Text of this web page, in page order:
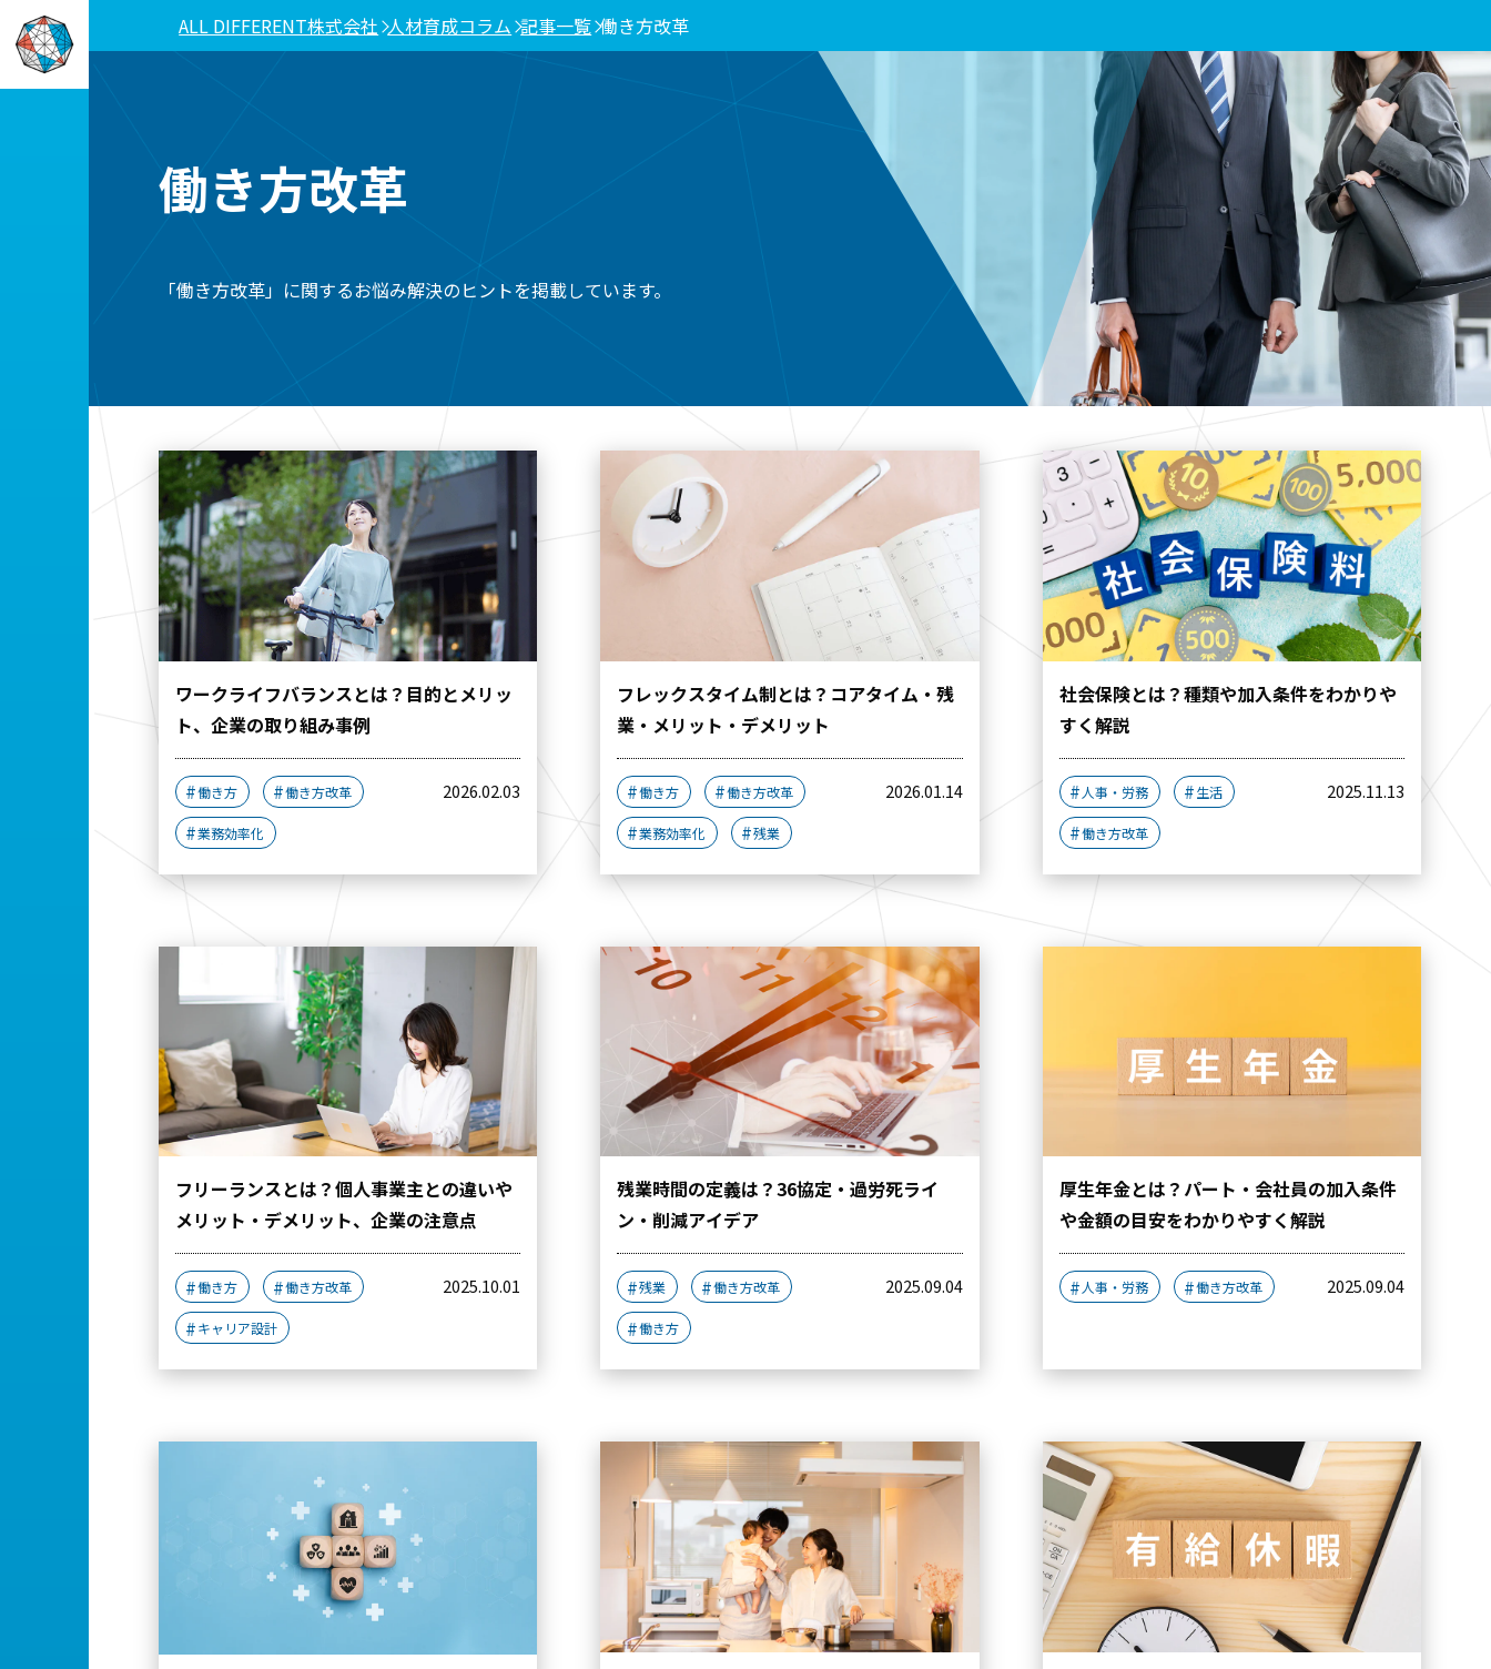
ALL DIFFERENT株式会社 人材育成コラム 記事一覧 働き方改革
働き方改革
「働き方改革」に関するお悩み解決のヒントを掲載しています。
ワークライフバランスとは？目的とメリッ
ト、企業の取り組み事例
働き方 働き方改革
業務効率化
2026.02.03
フレックスタイム制とは？コアタイム・残
業・メリット・デメリット
働き方 働き方改革
業務効率化 残業
2026.01.14
社会保険とは？種類や加入条件をわかりや
すく解説
人事・労務 生活
働き方改革
2025.11.13
フリーランスとは？個人事業主との違いや
メリット・デメリット、企業の注意点
働き方 働き方改革
キャリア設計
2025.10.01
残業時間の定義は？36協定・過労死ライ
ン・削減アイデア
残業 働き方改革
働き方
2025.09.04
厚生年金とは？パート・会社員の加入条件
や金額の目安をわかりやすく解説
人事・労務 働き方改革 2025.09.04